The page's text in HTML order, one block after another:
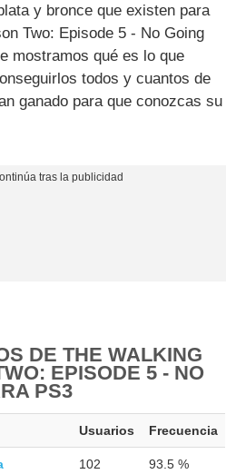
y bronce que existen para
Two: Episode 5 - No Going
mostramos qué es lo que
todos y cuantos de
ganado para que conozcas su
DE THE WALKING
EPISODE 5 - NO
PS3
Usuarios Frecuencia
102 93.5 %